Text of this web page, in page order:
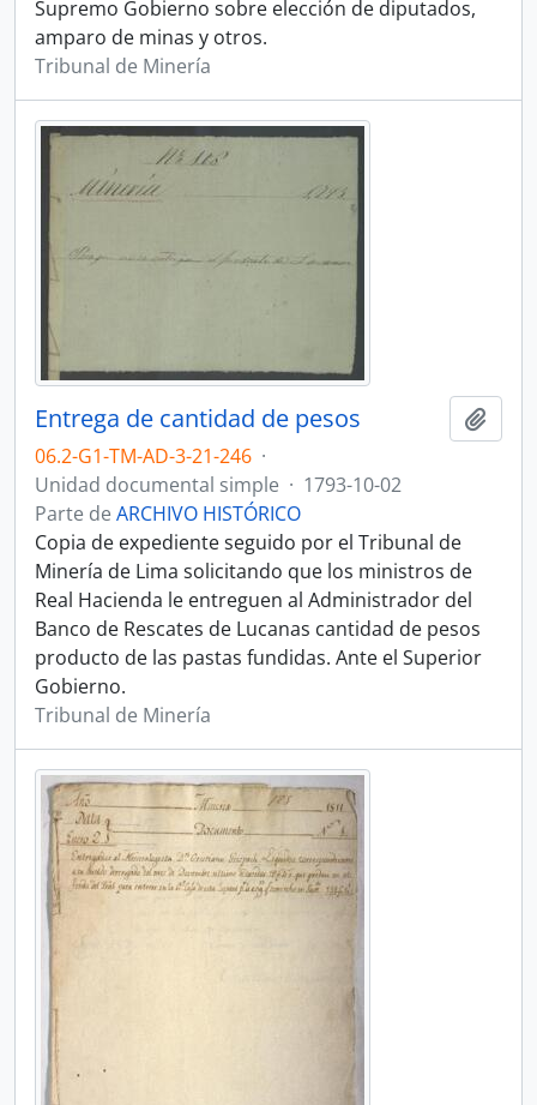
Supremo Gobierno sobre elección de diputados,
amparo de minas y otros.
Tribunal de Minería
Entrega de cantidad de pesos
06.2-G1-TM-AD-3-21-246 ·
Unidad documental simple · 1793-10-02
Parte de ARCHIVO HISTÓRICO
Copia de expediente seguido por el Tribunal de
Minería de Lima solicitando que los ministros de
Real Hacienda le entreguen al Administrador del
Banco de Rescates de Lucanas cantidad de pesos
producto de las pastas fundidas. Ante el Superior
Gobierno.
Tribunal de Minería